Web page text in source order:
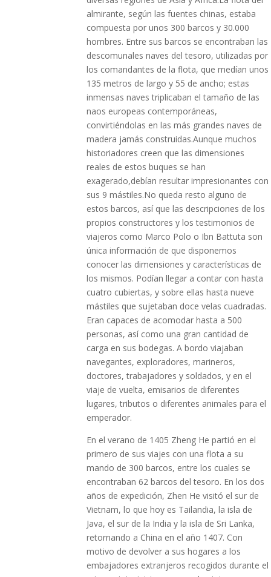
almirante, según las fuentes chinas, estaba
compuesta por unos 300 barcos y 30.000
hombres. Entre sus barcos se encontraban las
descomunales naves del tesoro, utilizadas por
los comandantes de la flota, que medían unos
135 metros de largo y 55 de ancho; estas
inmensas naves triplicaban el tamaño de las
naos europeas contemporáneas,
convirtiéndolas en las más grandes naves de
madera jamás construidas.Aunque muchos
historiadores creen que las dimensiones
reales de estos buques se han
exagerado,debían resultar impresionantes con
sus 9 mástiles.No queda resto alguno de
estos barcos, así que las descripciones de los
propios constructores y los testimonios de
viajeros como Marco Polo o Ibn Battuta son
única información de que disponemos
conocer las dimensiones y características de
los mismos. Podían llegar a contar con hasta
cuatro cubiertas, y sobre ellas hasta nueve
mástiles que sujetaban doce velas cuadradas.
Eran capaces de acomodar hasta a 500
personas, así como una gran cantidad de
carga en sus bodegas. A bordo viajaban
navegantes, exploradores, marineros,
doctores, trabajadores y soldados, y en el
viaje de vuelta, emisarios de diferentes
lugares, tributos o diferentes animales para el
emperador.
En el verano de 1405 Zheng He partió en el
primero de sus viajes con una flota a su
mando de 300 barcos, entre los cuales se
encontraban 62 barcos del tesoro. En los dos
años de expedición, Zhen He visitó el sur de
Vietnam, lo que hoy es Tailandia, la isla de
Java, el sur de la India y la isla de Sri Lanka,
retornando a China en el año 1407. Con
motivo de devolver a sus hogares a los
embajadores extranjeros recogidos durante el